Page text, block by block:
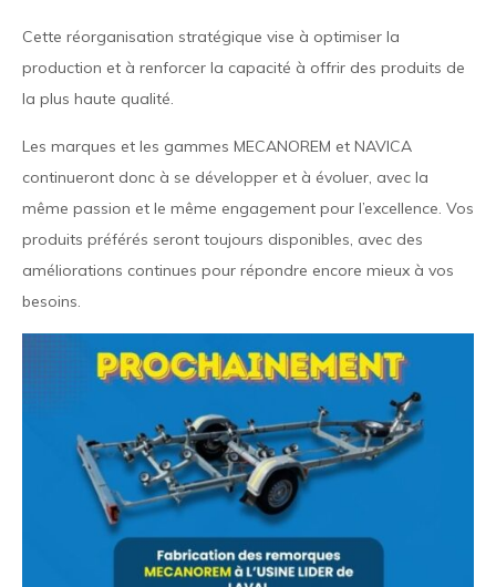
Cette réorganisation stratégique vise à optimiser la
production et à renforcer la capacité à offrir des produits de
la plus haute qualité.
Les marques et les gammes MECANOREM et NAVICA
continueront donc à se développer et à évoluer, avec la
même passion et le même engagement pour l’excellence. Vos
produits préférés seront toujours disponibles, avec des
améliorations continues pour répondre encore mieux à vos
besoins.